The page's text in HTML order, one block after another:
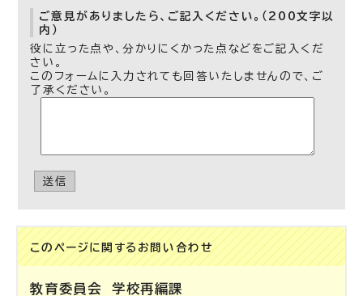
ご意見がありましたら、ご記入ください。（200文字以
内）
役に立った点や、分かりにくかった点などをご記入くだ
さい。
このフォームに入力されても回答いたしませんので、ご
了承ください。
送信
このページに関する お問い合わせ
教育委員会学校再編課